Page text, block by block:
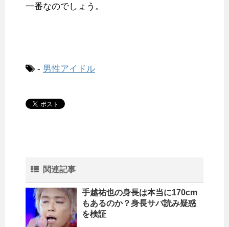
一番なのでしょう。
- 男性アイドル
関連記事
手越祐也の身長は本当に170cm
もあるのか？身長サバ読み疑惑
を検証